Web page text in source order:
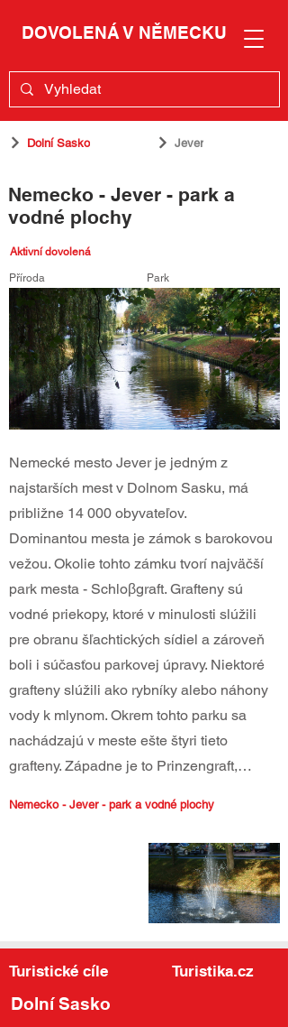
DOVOLENÁ V NĚMECKU
Dolní Sasko Jever
Nemecko - Jever - park a
vodné plochy
Aktivní dovolená
Příroda Park
Nemecké mesto Jever je jedným z
najstarších mest v Dolnom Sasku, má
približne 14 000 obyvateľov.
Dominantou mesta je zámok s barokovou
vežou. Okolie tohto zámku tvorí najväčší
park mesta - Schloβgraft. Grafteny sú
vodné priekopy, ktoré v minulosti slúžili
pre obranu šľachtických sídiel a zároveň
boli i súčasťou parkovej úpravy. Niektoré
grafteny slúžili ako rybníky alebo náhony
vody k mlynom. Okrem tohto parku sa
nachádzajú v meste ešte štyri tieto
grafteny. Západne je to Prinzengraft,…
Nemecko - Jever - park a vodné plochy
Turistické cíle Turistika.cz
Dolní Sasko